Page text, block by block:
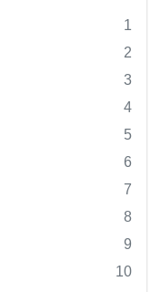
1
2
3
4
5
6
7
8
9
10